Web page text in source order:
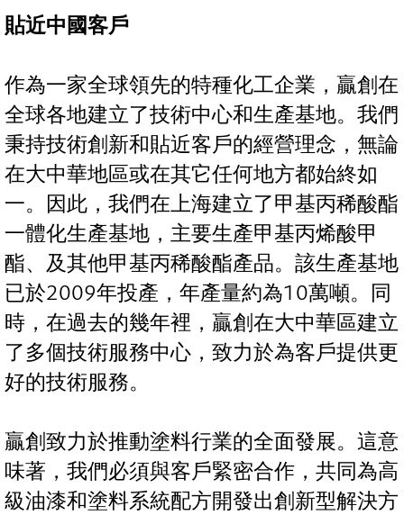
貼近中國客戶
作為一家全球領先的特種化工企業，贏創在
全球各地建立了技術中心和生產基地。我們
秉持技術創新和貼近客戶的經營理念，無論
在大中華地區或在其它任何地方都始終如
一。因此，我們在上海建立了甲基丙稀酸酯
一體化生產基地，主要生產甲基丙烯酸甲
酯、及其他甲基丙稀酸酯產品。該生產基地
已於2009年投產，年產量約為10萬噸。同
時，在過去的幾年裡，贏創在大中華區建立
了多個技術服務中心，致力於為客戶提供更
好的技術服務。
贏創致力於推動塗料行業的全面發展。這意
味著，我們必須與客戶緊密合作，共同為高
級油漆和塗料系統配方開發出創新型解決方